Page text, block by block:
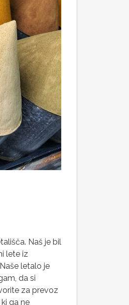
Naš je bil
lete iz
letalo je
da si
za prevoz
ga ne